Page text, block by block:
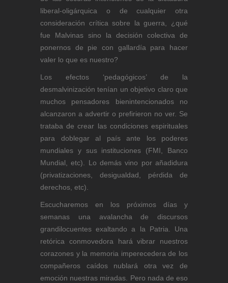
liberal-oligárquica o de cualquier otra
consideración crítica sobre la guerra, ¿qué
fue Malvinas sino la decisión colectiva de
ponernos de pie con gallardía para hacer
valer lo que es nuestro?
Los efectos ‘pedagógicos’ de la
desmalvinización tenían un objetivo claro que
muchos pensadores bienintencionados no
alcanzaron a advertir o prefirieron no ver. Se
trataba de crear las condiciones espirituales
para doblegar al país ante los poderes
mundiales y sus instituciones (FMI, Banco
Mundial, etc). Lo demás vino por añadidura
(privatizaciones, desigualdad, pérdida de
derechos, etc).
Escucharemos en los próximos días y
semanas una avalancha de discursos
grandilocuentes exaltando a la Patria. Una
retórica conmovedora hará vibrar nuestros
corazones y la memoria imperecedera de los
compañeros caídos nublará otra vez de
emoción nuestras miradas. Pero nada de eso